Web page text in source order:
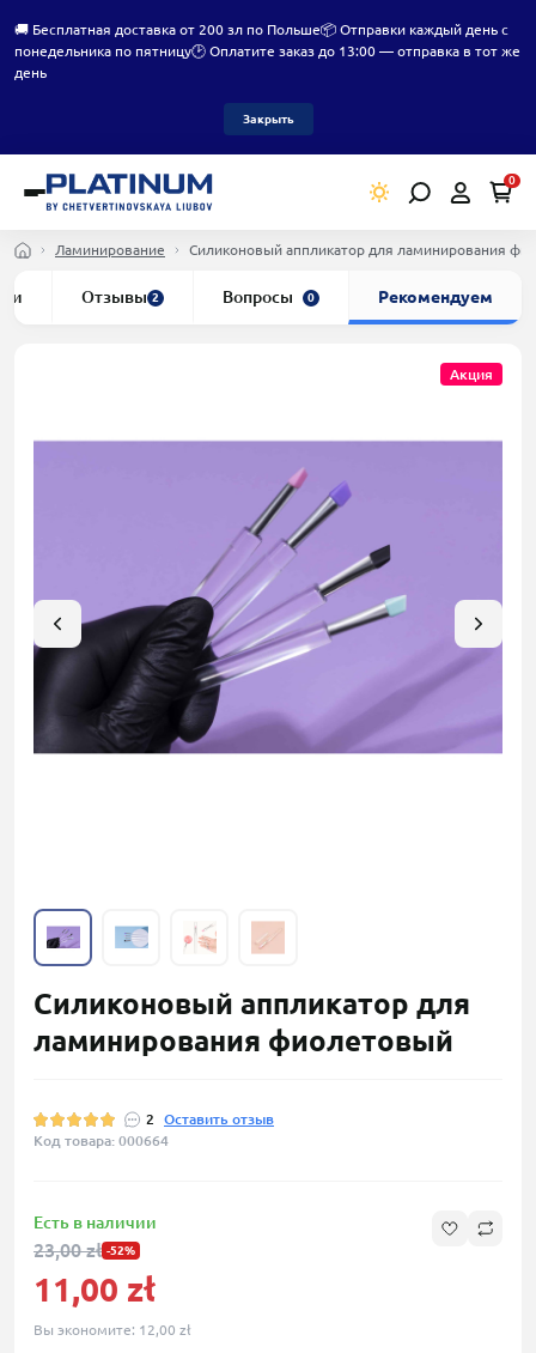
🚚 Бесплатная доставка от 200 зл по Польше📦 Отправки каждый день с
понедельника по пятницу🕑 Оплатите заказ до 13:00 — отправка в тот же
день
Закрыть
0
Ламинирование Силиконовый аппликатор для ламинирования
Отзывы 2 Вопросы 0 Рекомендуем
Акция
Силиконовый аппликатор для
ламинирования фиолетовый
2
Оставить отзыв
Код товара: 000664
Есть в наличии
23,00 zł -52%
11,00 zł
Вы экономите: 12,00 zł